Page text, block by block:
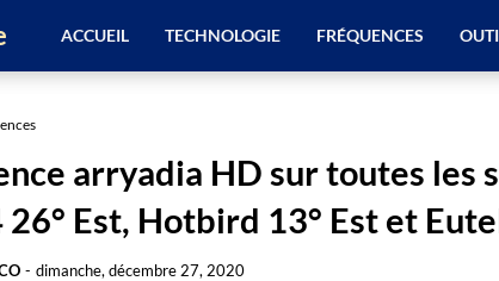
ACCUEIL TECHNOLOGIE FRÉQUENCES
arryadia HD sur toutes les
26° Est, Hotbird 13° Est et
- dimanche, décembre 27, 2020